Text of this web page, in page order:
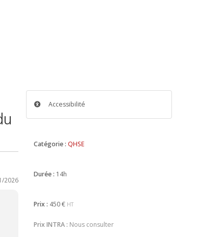
2026
Accessibilité
Catégorie : QHSE
Durée : 14h
Prix : 450 € HT
Prix INTRA : Nous consulter